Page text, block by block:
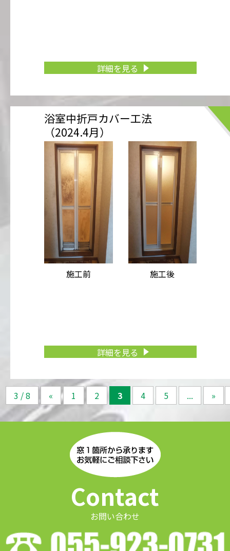
詳細を見る
浴室中折戸カバー工法
（2024.4月）
施工前 施工後
詳細を見る
3 / 8 « 1 2 3 4 5 ... »
Contact
お問い合わせ